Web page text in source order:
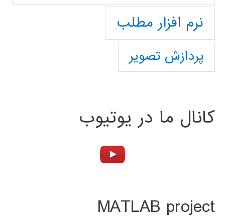
نرم افزار مطلب
پردازش تصویر
کانال ما در یوتیوب
MATLAB project